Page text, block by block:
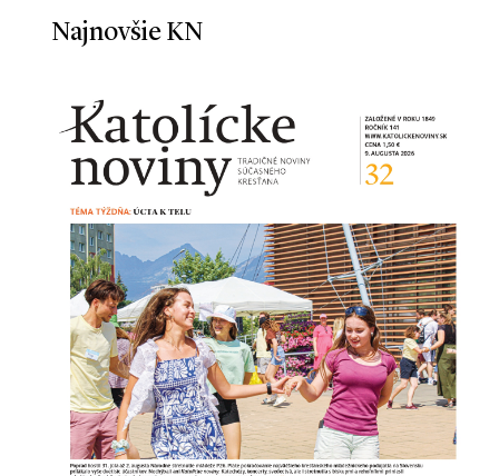
Najnovšie KN